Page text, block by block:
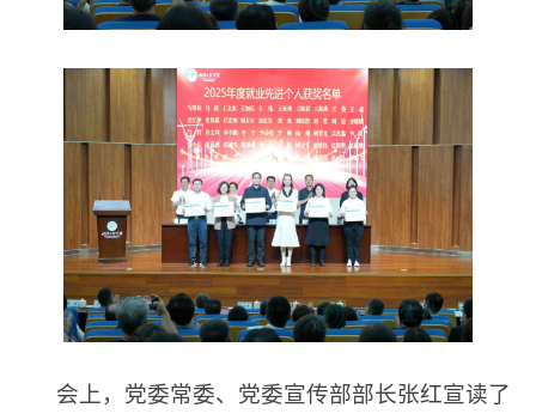
会上，党委常委、党委宣传部部长张红宣读了